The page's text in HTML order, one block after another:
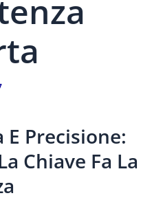
E Precisione:
Chiave Fa La